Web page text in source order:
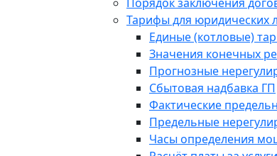
Тарифы для юридических
Единые (котловые)
Значения конечных
Прогнозные
Сбытовая надбавка ГП
Фактические
Предельные
Часы определения